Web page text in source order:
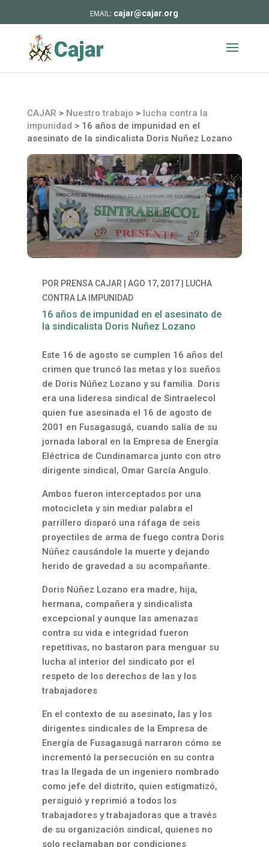
cajar@cajar.org
CAJAR > Nuestro trabajo > lucha contra la
impunidad > 16 años de impunidad en el
asesinato de la sindicalista Doris Nuñez Lozano
POR PRENSA CAJAR| AGO 17, 2017|
LUCHA
CONTRA LA IMPUNIDAD
16 años de impunidad en el asesinato de
la sindicalista Doris Nuñez Lozano
Este 16 de agosto se cumplen 16 años del
crimen que truncó las metas y los sueños
de Doris Núñez Lozano y su familia. Doris
era una lideresa sindical de Sintraelecol
quien fue asesinada el 16 de agosto de
2001 en Fusagasugá, cuando salía de su
jornada laboral en la Empresa de Energía
Eléctrica de Cundinamarca junto con otro
dirigente sindical, Omar García Angulo.
Ambos fueron interceptados por una
motocicleta y sin mediar palabra el
parrillero disparó una ráfaga de seis
proyectiles de arma de fuego contra Doris
Núñez causándole la muerte y dejando
herido de gravedad a su acompañante.
Doris Núñez Lozano era madre, hija,
hermana, compañera y sindicalista
excepcional y aunque las amenazas
contra su vida e integridad fueron
repetitivas, no bastaron para menguar su
lucha al interior del sindicato por el
respeto de los derechos de las y los
trabajadores
En el contexto de su asesinato, las y los
dirigentes sindicales de la Empresa de
Energía de Fusagasugá narraron cómo se
incrementó la persecución en su contra
tras la llegada de un ingeniero nombrado
como jefe del distrito, quien estigmatizó,
persiguió y reprimió a todos los
trabajadores y trabajadoras que a través
de su organización sindical, quienes no
solo reclamaban por condiciones